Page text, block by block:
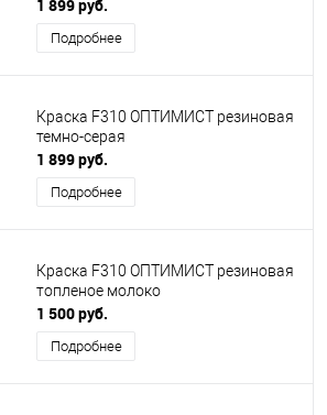
1 899 руб.
Подробнее
Краска F310 ОПТИМИСТ резиновая
темно-серая
1 899 руб.
Подробнее
Краска F310 ОПТИМИСТ резиновая
топленое молоко
1 500 руб.
Подробнее